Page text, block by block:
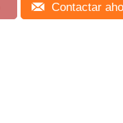
Contactar